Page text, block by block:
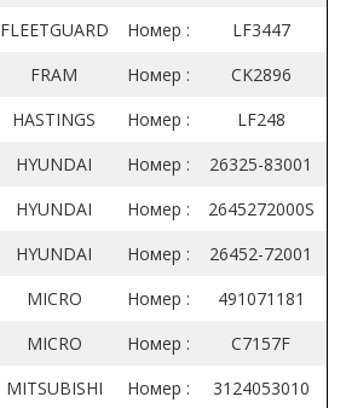
FLEETGUARD Номер :
LF3447
FRAM Номер :
CK2896
HASTINGS Номер :
LF248
HYUNDAI Номер :
26325-83001
HYUNDAI Номер :
2645272000S
HYUNDAI Номер :
26452-72001
MICRO Номер :
491071181
MICRO Номер :
C7157F
MITSUBISHI Номер :
3124053010